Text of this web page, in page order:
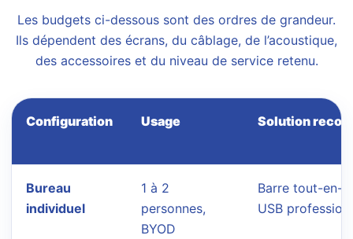
Les budgets ci-dessous sont des ordres de grandeur.
Ils dépendent des écrans, du câblage, de l’acoustique,
des accessoires et du niveau de service retenu.
Configuration Usage Solution
Bureau
individuel
1 à 2
personnes,
BYOD
Barre tout-en-
USB